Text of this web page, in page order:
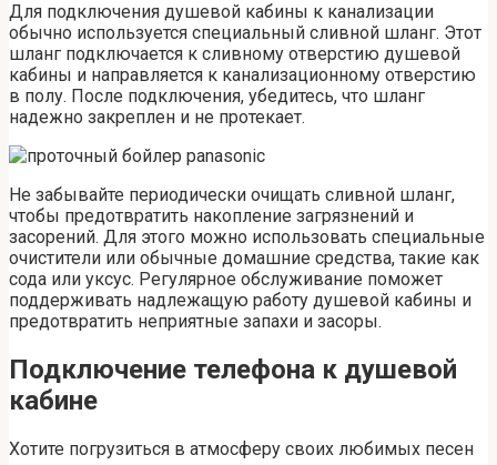
Для подключения душевой кабины к канализации
обычно используется специальный сливной шланг. Этот
шланг подключается к сливному отверстию душевой
кабины и направляется к канализационному отверстию
в полу. После подключения, убедитесь, что шланг
надежно закреплен и не протекает.
Не забывайте периодически очищать сливной шланг,
чтобы предотвратить накопление загрязнений и
засорений. Для этого можно использовать специальные
очистители или обычные домашние средства, такие как
сода или уксус. Регулярное обслуживание поможет
поддерживать надлежащую работу душевой кабины и
предотвратить неприятные запахи и засоры.
Подключение телефона к душевой
кабине
Хотите погрузиться в атмосферу своих любимых песен